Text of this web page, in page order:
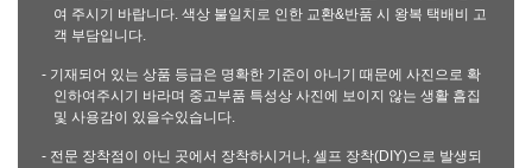
여 주시기 바랍니다. 색상 불일치로 인한 교환&반품 시 왕복 택배비 고
객 부담입니다.
- 기재되어 있는 상품 등급은 명확한 기준이 아니기 때문에 사진으로 확
인하여주시기 바라며 중고부품 특성상 사진에 보이지 않는 생활 흠집
및 사용감이 있을수있습니다.
- 전문 장착점이 아닌 곳에서 장착하시거나, 셀프 장착(DIY)으로 발생되